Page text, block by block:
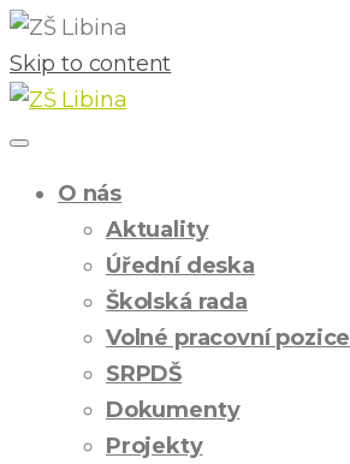
Skip to content
O nás
Aktuality
Úřední deska
Školská rada
Volné pracovní pozice
SRPDŠ
Dokumenty
Projekty